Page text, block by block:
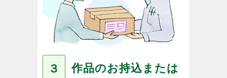
３
作品のお持込または